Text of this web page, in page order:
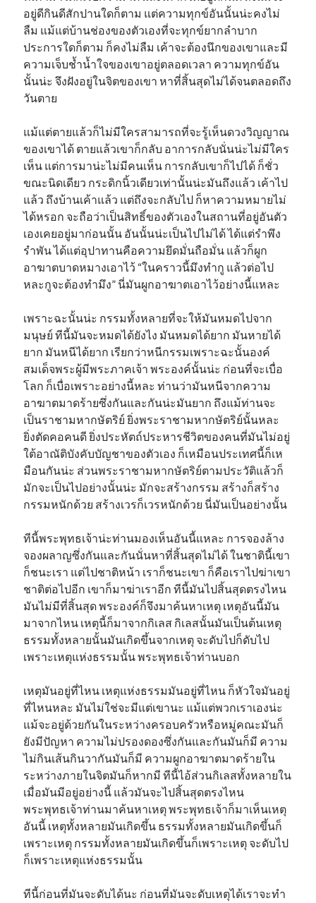
อยู่ดีกินดีสักปานใดก็ตาม แต่ความทุกข์อันนั้นน่ะคงไม่
ลืม แม้แต่บ้านช่องของตัวเองที่จะทุกข์ยากลำบาก
ประการใดก็ตาม ก็คงไม่ลืม เค้าจะต้องนึกของเขาและมี
ความเจ็บช้ำน้ำใจของเขาอยู่ตลอดเวลา ความทุกข์อัน
นั้นน่ะ จึงฝังอยู่ในจิตของเขา หาที่สิ้นสุดไม่ได้จนตลอดถึง
วันตาย
แม้แต่ตายแล้วก็ไม่มีใครสามารถที่จะรู้เห็นดวงวิญญาณ
ของเขาได้ ตายแล้วเขาก็กลับ อาการกลับนั่นน่ะไม่มีใคร
เห็น แต่การมาน่ะไม่มีคนเห็น การกลับเขาก็ไปได้ ก็ชั่ว
ขณะนิดเดียว กระดิกนิ้วเดียวเท่านั้นน่ะมันถึงแล้ว เค้าไป
แล้ว ถึงบ้านเค้าแล้ว แต่ถึงจะกลับไป ก็หาความหมายไม่
ได้หรอก จะถือว่าเป็นสิทธิ์ของตัวเองในสถานที่อยู่อันตัว
เองเคยอยู่มาก่อนนั้น อันนั้นน่ะเป็นไปไม่ได้ ได้แต่รำพึง
รำพัน ได้แต่อุปาทานคือความยึดมั่นถือมั่น แล้วก็ผูก
อาฆาตบาดหมางเอาไว้ “ในคราวนี้มึงทำกู แล้วต่อไป
หละกูจะต้องทำมึง” นี่มันผูกอาฆาตเอาไว้อย่างนี้แหละ
เพราะฉะนั้นน่ะ กรรมทั้งหลายที่จะให้มันหมดไปจาก
มนุษย์ ทีนี้มันจะหมดได้ยังไง มันหมดได้ยาก มันหายได้
ยาก มันหนีได้ยาก เรียกว่าหนีกรรมเพราะฉะนั้นองค์
สมเด็จพระผู้มีพระภาคเจ้า พระองค์นั้นน่ะ ก่อนที่จะเบื่อ
โลก ก็เบื่อเพราะอย่างนี้หละ ท่านว่ามันหนีจากความ
อาฆาตมาดร้ายซึ่งกันและกันน่ะมันยาก ถึงแม้ท่านจะ
เป็นราชามหากษัตริย์ ยิ่งพระราชามหากษัตริย์นั้นหละ
ยิ่งตัดคอคนดี ยิ่งประหัตถ์ประหารชีวิตของคนที่มันไม่อยู่
ใต้อาณัติบังคับบัญชาของตัวเอง ก็เหมือนประเทศนี้ก็เห
มือนกันน่ะ ส่วนพระราชามหากษัตริย์ตามประวัติแล้วก็
มักจะเป็นไปอย่างนั้นน่ะ มักจะสร้างกรรม สร้างก็สร้าง
กรรมหนักด้วย สร้างเวรก็เวรหนักด้วย นี่มันเป็นอย่างนั้น
ทีนี้พระพุทธเจ้าน่ะท่านมองเห็นอันนี้แหละ การจองล้าง
จองผลาญซึ่งกันและกันนั่นหาที่สิ้นสุดไม่ได้ ในชาตินี้เขา
ก็ชนะเรา แต่ไปชาติหน้า เราก็ชนะเขา ก็คือเราไปฆ่าเขา
ชาติต่อไปอีก เขาก็มาฆ่าเราอีก ทีนี้มันไปสิ้นสุดตรงไหน
มันไม่มีที่สิ้นสุด พระองค์ก็จึงมาค้นหาเหตุ เหตุอันนี้มัน
มาจากไหน เหตุนี้ก็มาจากกิเลส กิเลสนั้นมันเป็นต้นเหตุ
ธรรมทั้งหลายนั้นมันเกิดขึ้นจากเหตุ จะดับไปก็ดับไป
เพราะเหตุแห่งธรรมนั้น พระพุทธเจ้าท่านบอก
เหตุมันอยู่ที่ไหน เหตุแห่งธรรมมันอยู่ที่ไหน ก็หัวใจมันอยู่
ที่ไหนหละ มันไม่ใช่จะมีแต่เขานะ แม้แต่พวกเราเองน่ะ
แม้จะอยู่ด้วยกันในระหว่างครอบครัวหรือหมู่คณะมันก็
ยังมีปัญหา ความไม่ปรองดองซึ่งกันและกันมันก็มี ความ
ไม่กินเส้นกินวากันมันก็มี ความผูกอาฆาตมาดร้ายใน
ระหว่างภายในจิตมันก็หากมี ทีนี้ไอ้ส่วนกิเลสทั้งหลายใน
เมื่อมันมีอยู่อย่างนี้ แล้วมันจะไปสิ้นสุดตรงไหน
พระพุทธเจ้าท่านมาค้นหาเหตุ พระพุทธเจ้าก็มาเห็นเหตุ
อันนี้ เหตุทั้งหลายมันเกิดขึ้น ธรรมทั้งหลายมันเกิดขึ้นก็
เพราะเหตุ กรรมทั้งหลายมันเกิดขึ้นก็เพราะเหตุ จะดับไป
ก็เพราะเหตุแห่งธรรมนั้น
ทีนี้ก่อนที่มันจะดับได้นะ ก่อนที่มันจะดับเหตุได้เราจะทำ